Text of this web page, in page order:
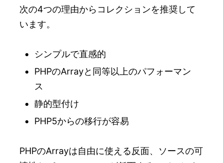
次の4つの理由からコレクションを推奨して
います。
シンプルで直感的
PHPのArrayと同等以上のパフォーマン
ス
静的型付け
PHP5からの移行が容易
PHPのArrayは自由に使える反面、ソースの可